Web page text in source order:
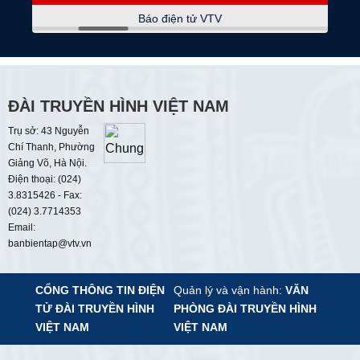
08:15 Sống xanh
Thời sự
09:15 Tạp chí Kinh tế cuối tuần
09:45
10:25 Toàn cảnh thế giới
10:55
Nét đẹp dân gian
Diều sáo Song Vân
Báo điện tử VTV
ĐÀI TRUYỀN HÌNH VIỆT NAM
Trụ sở: 43 Nguyễn
Chí Thanh, Phường
Giảng Võ, Hà Nội.
Điện thoại: (024)
3.8315426 - Fax:
(024) 3.7714353
Email:
banbientap@vtv.vn
CỔNG THÔNG TIN ĐIỆN
TỬĐÀI TRUYỀN HÌNH
VIỆT NAM
Quản lý và vận hành: VĂN
PHÒNG ĐÀI TRUYỀN HÌNH
VIỆT NAM